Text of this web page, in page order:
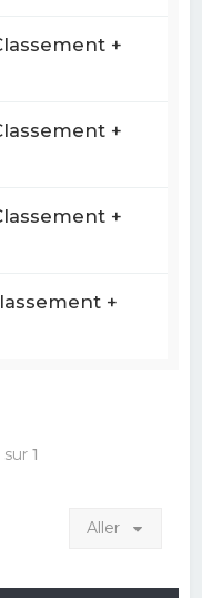
+
+
+
+
sur 1
Aller